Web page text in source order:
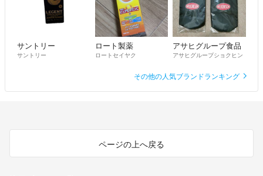
サントリー
サントリー
ロート製薬
ロートセイヤク
アサヒグループ食品
アサヒグループショクヒン
その他の人気ブランドランキング
ページの上へ戻る